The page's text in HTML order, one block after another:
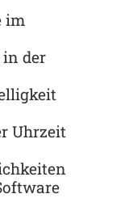
im
in der
Uhrzeit